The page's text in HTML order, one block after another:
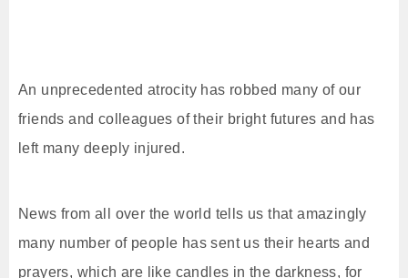
An unprecedented atrocity has robbed many of our
friends and colleagues of their bright futures and has
left many deeply injured.
News from all over the world tells us that amazingly
many number of people has sent us their hearts and
prayers, which are like candles in the darkness, for